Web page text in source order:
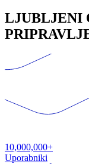
LJUBLJENI
10,000,000+
Uporabniki